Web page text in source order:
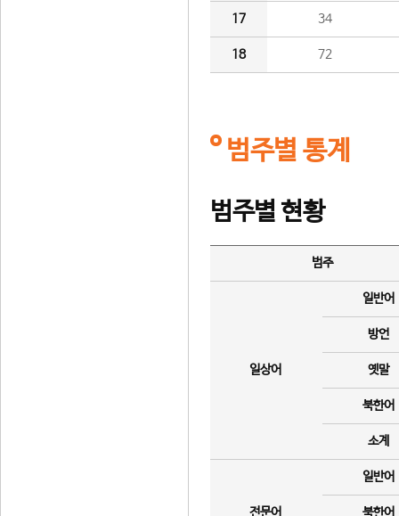
17 34
18 72
범주별 통계
범주별 현황
범주
일상어
일반어
방언
옛말
북한어
소계
전문어
일반어
북한어